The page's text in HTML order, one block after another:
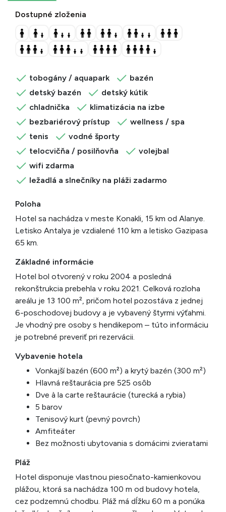
Dostupné zloženia
tobogány / aquapark
bazén
detský bazén
detský kútik
chladnička
klimatizácia na izbe
bezbariérový prístup
wellness / spa
tenis
vodné športy
telocvičňa / posilňovňa
volejbal
wifi zdarma
ležadlá a slnečníky na pláži zadarmo
Poloha
Hotel sa nachádza v meste Konakli, 15 km od Alanye.
Letisko Antalya je vzdialené 110 km a letisko Gazipasa
65 km.
Základné informácie
Hotel bol otvorený v roku 2004 a posledná
rekonštrukcia prebehla v roku 2021. Celková rozloha
areálu je 13 100 m², pričom hotel pozostáva z jednej
6-poschodovej budovy a je vybavený štyrmi výťahmi.
Je vhodný pre osoby s hendikepom – túto informáciu
je potrebné preveriť pri rezervácii.
Vybavenie hotela
Vonkajší bazén (600 m²) a krytý bazén (300 m²)
Hlavná reštaurácia pre 525 osôb
Dve à la carte reštaurácie (turecká a rybia)
5 barov
Tenisový kurt (pevný povrch)
Amfiteáter
Bez možnosti ubytovania s domácimi zvieratami
Pláž
Hotel disponuje vlastnou piesočnato-kamienkovou
plážou, ktorá sa nachádza 100 m od budovy hotela,
cez podzemnú chodbu. Pláž má dĺžku 60 m a ponúka